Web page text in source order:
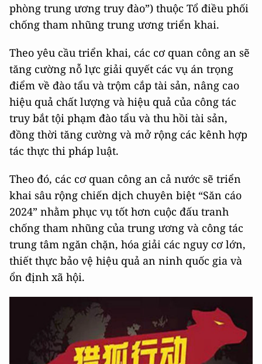
phòng trung ương truy đào”) thuộc Tổ điều phối
chống tham nhũng trung ương triển khai.
Theo yêu cầu triển khai, các cơ quan công an sẽ
tăng cường nỗ lực giải quyết các vụ án trọng
điểm về đào tẩu và trộm cắp tài sản, nâng cao
hiệu quả chất lượng và hiệu quả của công tác
truy bắt tội phạm đào tẩu và thu hồi tài sản,
đồng thời tăng cường và mở rộng các kênh hợp
tác thực thi pháp luật.
Theo đó, các cơ quan công an cả nước sẽ triển
khai sâu rộng chiến dịch chuyên biệt “Săn cáo
2024” nhằm phục vụ tốt hơn cuộc đấu tranh
chống tham nhũng của trung ương và công tác
trung tâm ngăn chặn, hóa giải các nguy cơ lớn,
thiết thực bảo vệ hiệu quả an ninh quốc gia và
ổn định xã hội.